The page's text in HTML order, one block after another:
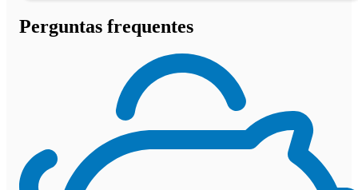
Perguntas frequentes